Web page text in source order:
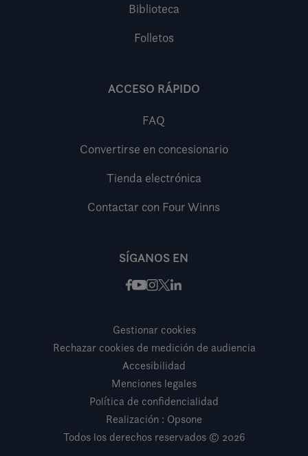
Biblioteca
Folletos
ACCESO RÁPIDO
FAQ
Convertirse en concesionario
Tienda electrónica
Contactar con Four Winns
SÍGANOS EN
Facebook
Youtube
Instagram
X / Twitter
LinkedIn
Todos los derechos reservados © 2026
Gestionar cookies
Rechazar cookies de medición de audiencia
Accesibilidad
Menciones legales
Política de confidencialidad
Realización : Opsone